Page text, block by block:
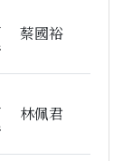
蔡國裕
林佩君